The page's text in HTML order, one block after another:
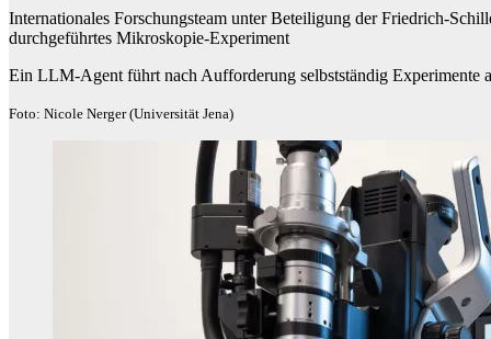
Internationales Forschungsteam unter Beteiligung der Friedrich-
durchgeführtes Mikroskopie-Experiment
Ein LLM-Agent führt nach Aufforderung selbstständig Experimente
Foto: Nicole Nerger (Universität Jena)